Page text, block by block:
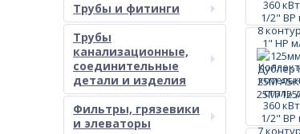
Трубы и фитинги
Трубы
канализационные,
соединительные
детали и изделия
Фильтры, грязевики
и элеваторы